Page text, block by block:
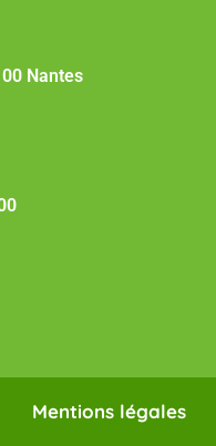
Nantes
Mentions légales